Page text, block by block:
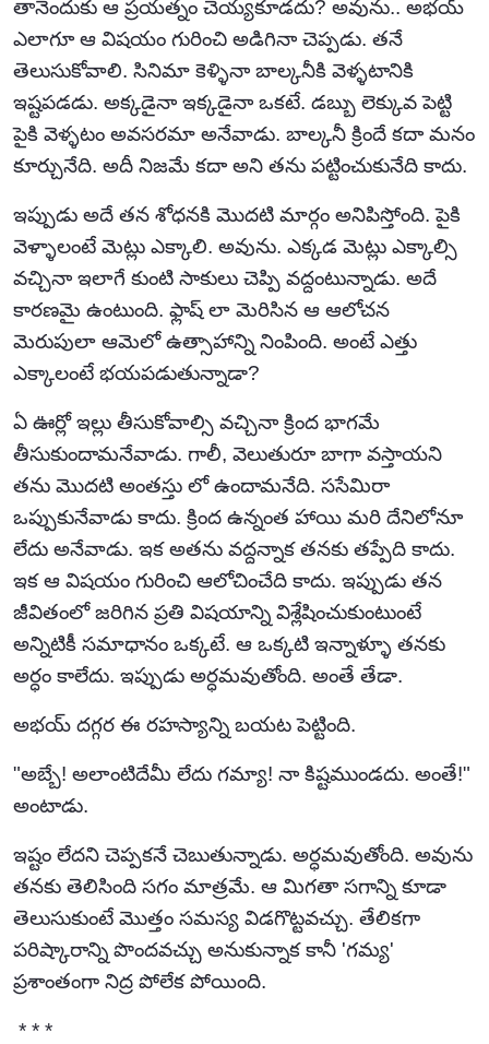
తానెందుకు ఆ ప్రయత్నం చెయ్యకూడదు? అవును.. అభయ్
ఎలాగూ ఆ విషయం గురించి అడిగినా చెప్పడు. తనే
తెలుసుకోవాలి. సినిమా కెళ్ళినా బాల్కనీకి వెళ్ళటానికి
ఇష్టపడడు. అక్కడైనా ఇక్కడైనా ఒకటే. డబ్బు లెక్కువ పెట్టి
పైకి వెళ్ళటం అవసరమా అనేవాడు. బాల్కనీ క్రిందే కదా మనం
కూర్చునేది. అదీ నిజమే కదా అని తను పట్టించుకునేది కాదు.
ఇప్పుడు అదే తన శోధనకి మొదటి మార్గం అనిపిస్తోంది. పైకి
వెళ్ళాలంటే మెట్లు ఎక్కాలి. అవును. ఎక్కడ మెట్లు ఎక్కాల్సి
వచ్చినా ఇలాగే కుంటి సాకులు చెప్పి వద్దంటున్నాడు. అదే
కారణమై ఉంటుంది. ఫ్లాష్ లా మెరిసిన ఆ ఆలోచన
మెరుపులా ఆమెలో ఉత్సాహాన్ని నింపింది. అంటే ఎత్తు
ఎక్కాలంటే భయపడుతున్నాడా?
ఏ ఊర్లో ఇల్లు తీసుకోవాల్సి వచ్చినా క్రింద భాగమే
తీసుకుందామనేవాడు. గాలీ, వెలుతురూ బాగా వస్తాయని
తను మొదటి అంతస్తు లో ఉందామనేది. ససేమిరా
ఒప్పుకునేవాడు కాదు. క్రింద ఉన్నంత హాయి మరి దేనిలోనూ
లేదు అనేవాడు. ఇక అతను వద్దన్నాక తనకు తప్పేది కాదు.
ఇక ఆ విషయం గురించి ఆలోచించేది కాదు. ఇప్పుడు తన
జీవితంలో జరిగిన ప్రతి విషయాన్ని విశ్లేషించుకుంటుంటే
అన్నిటికీ సమాధానం ఒక్కటే. ఆ ఒక్కటి ఇన్నాళ్ళూ తనకు
అర్ధం కాలేదు. ఇప్పుడు అర్ధమవుతోంది. అంతే తేడా.
అభయ్ దగ్గర ఈ రహస్యాన్ని బయట పెట్టింది.
"అబ్బే! అలాంటిదేమీ లేదు గమ్యా! నా కిష్టముండదు. అంతే!"
అంటాడు.
ఇష్టం లేదని చెప్పకనే చెబుతున్నాడు. అర్ధమవుతోంది. అవును
తనకు తెలిసింది సగం మాత్రమే. ఆ మిగతా సగాన్ని కూడా
తెలుసుకుంటే మొత్తం సమస్య విడగొట్టవచ్చు. తేలికగా
పరిష్కారాన్ని పొందవచ్చు అనుకున్నాక కానీ 'గమ్య'
ప్రశాంతంగా నిద్ర పోలేక పోయింది.
* * *